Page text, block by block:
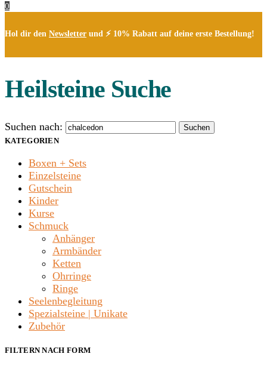
0
Hol dir den Newsletter und ⚡ 10% Rabatt auf deine erste Bestellung!
Heilsteine Suche
Suchen nach:
Suchen
KATEGORIEN
Boxen + Sets
Einzelsteine
Gutschein
Kinder
Kurse
Schmuck
Anhänger
Armbänder
Ketten
Ohrringe
Ringe
Seelenbegleitung
Spezialsteine | Unikate
Zubehör
FILTERN NACH FORM